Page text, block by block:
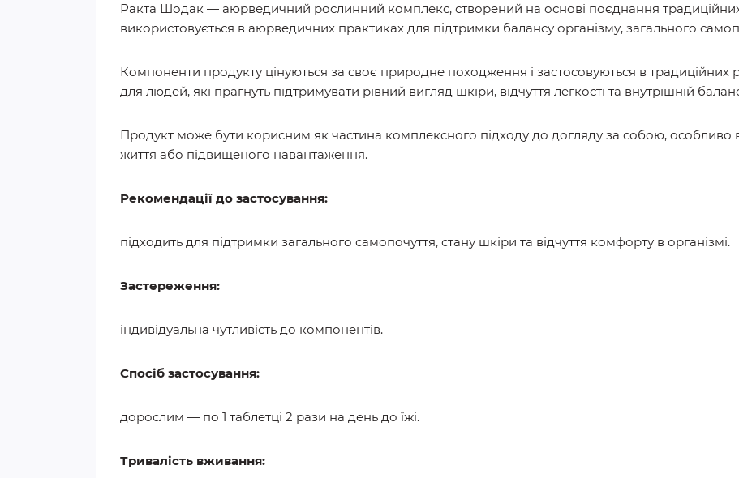
Ракта Шодак — аюрведичний рослинний комплекс, створений на основі поєднання традиційних
використовується в аюрведичних практиках для підтримки балансу організму, загального
Компоненти продукту цінуються за своє природне походження і застосовуються в традиційних
для людей, які прагнуть підтримувати рівний вигляд шкіри, відчуття легкості та внутрішній
Продукт може бути корисним як частина комплексного підходу до догляду за собою, особливо
життя або підвищеного навантаження.
Рекомендації до застосування:
підходить для підтримки загального самопочуття, стану шкіри та відчуття комфорту в організмі.
Застереження:
індивідуальна чутливість до компонентів.
Спосіб застосування:
дорослим — по 1 таблетці 2 рази на день до їжі.
Тривалість вживання: